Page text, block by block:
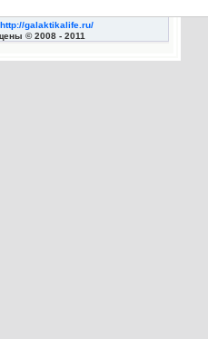
http://galaktikalife.ru/
© 2008 - 2011